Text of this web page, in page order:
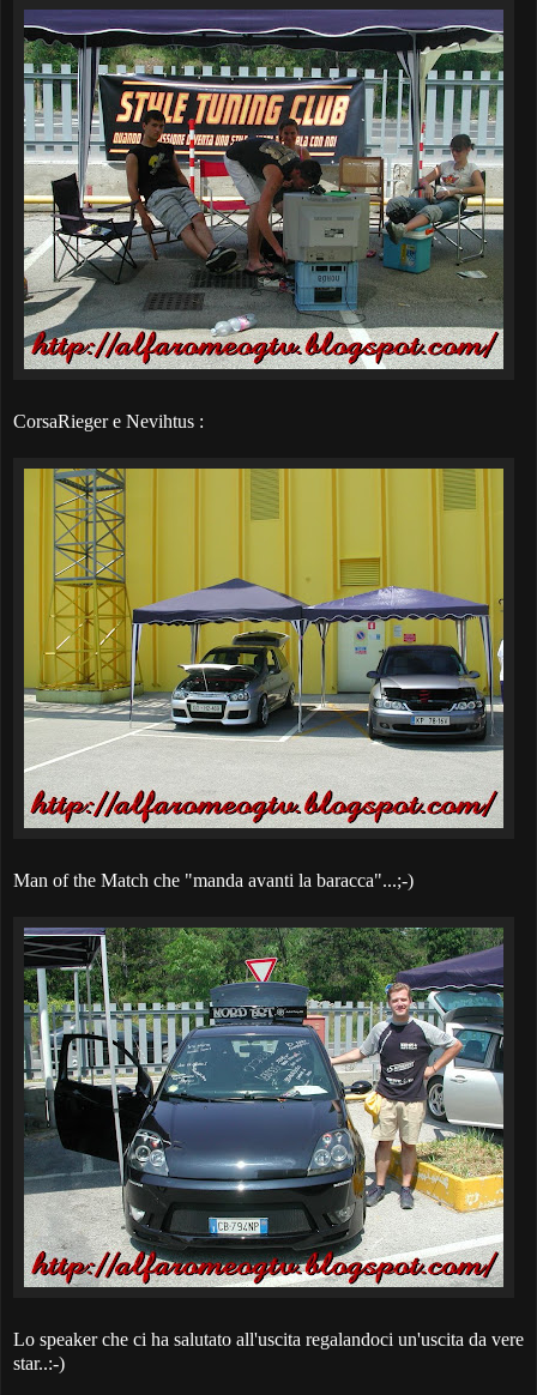
CorsaRieger e Nevihtus :
Man of the Match che "manda avanti la baracca"...;-)
Lo speaker che ci ha salutato all'uscita regalandoci un'uscita da vere
star..:-)